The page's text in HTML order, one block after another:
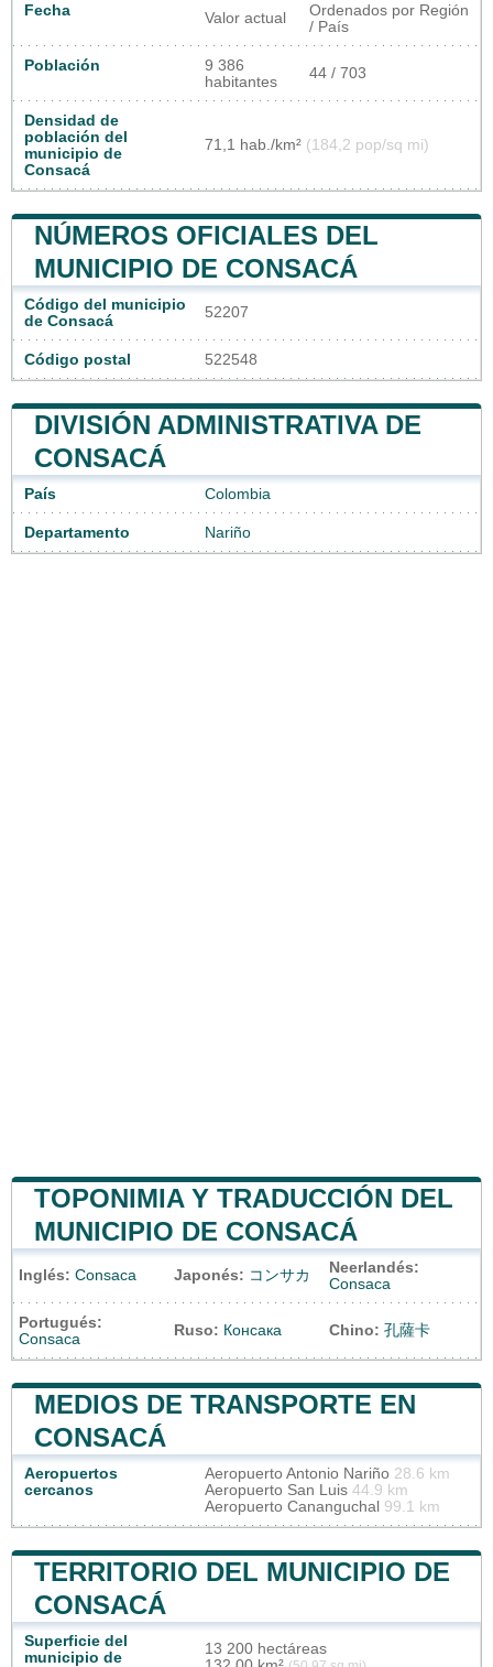
Fecha Valor actual
Ordenados por Región
/ País
Población
9 386
habitantes
44 / 703
Densidad de
población del
municipio de
Consacá
71,1 hab./km² (184,2 pop/sq mi)
NÚMEROS OFICIALES DEL
MUNICIPIO DE CONSACÁ
Código del municipio
de Consacá
52207
Código postal 522548
DIVISIÓN ADMINISTRATIVA DE
CONSACÁ
País Colombia
Departamento Nariño
TOPONIMIA Y TRADUCCIÓN DEL
MUNICIPIO DE CONSACÁ
Inglés: Consaca Japonés: コンサカ
Neerlandés:
Consaca
Portugués:
Consaca
Ruso: Консака Chino: 孔薩卡
MEDIOS DE TRANSPORTE EN
CONSACÁ
Aeropuertos
cercanos
Aeropuerto Antonio Nariño 28.6 km
Aeropuerto San Luis 44.9 km
Aeropuerto Cananguchal 99.1 km
TERRITORIO DEL MUNICIPIO DE
CONSACÁ
Superficie del
municipio de
13 200 hectáreas